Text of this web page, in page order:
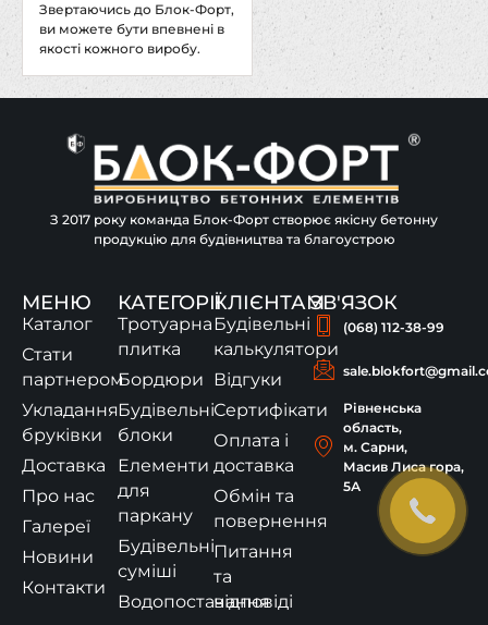
Звертаючись до Блок-Форт,
ви можете бути впевнені в
якості кожного виробу.
З 2017 року команда Блок-Форт створює якісну бетонну
продукцію для будівництва та благоустрою
МЕНЮ
Каталог
Стати
партнером
Укладання
бруківки
Доставка
Про нас
Галереї
Новини
Контакти
КАТЕГОРІЇ
Тротуарна
плитка
Бордюри
Будівельні
блоки
Елементи
для
паркану
Будівельні
суміші
Водопостачання
КЛІЄНТАМ
Будівельні
калькулятори
Відгуки
Сертифікати
Оплата і
доставка
Обмін та
повернення
Питання
та
відповіді
ЗВ'ЯЗОК
(068) 112-38-99
Рівненська
область,
м. Сарни,
Масив Лиса гора,
5А